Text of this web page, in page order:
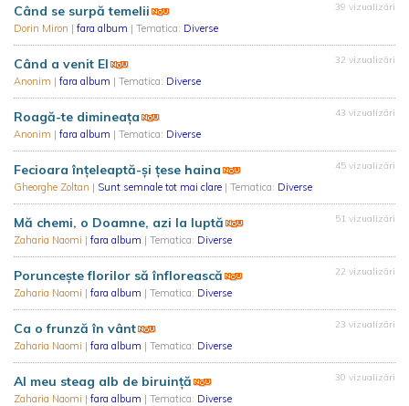
Când se surpă temelii
Dorin Miron | fara album | Tematica: Diverse
39 vizualizări
Când a venit El
Anonim | fara album | Tematica: Diverse
32 vizualizări
Roagă-te dimineața
Anonim | fara album | Tematica: Diverse
43 vizualizări
Fecioara înțeleaptă-și țese haina
Gheorghe Zoltan | Sunt semnale tot mai clare | Tematica: Diverse
45 vizualizări
Mă chemi, o Doamne, azi la luptă
Zaharia Naomi | fara album | Tematica: Diverse
51 vizualizări
Poruncește florilor să înflorească
Zaharia Naomi | fara album | Tematica: Diverse
22 vizualizări
Ca o frunză în vânt
Zaharia Naomi | fara album | Tematica: Diverse
23 vizualizări
Al meu steag alb de biruință
Zaharia Naomi | fara album | Tematica: Diverse
30 vizualizări